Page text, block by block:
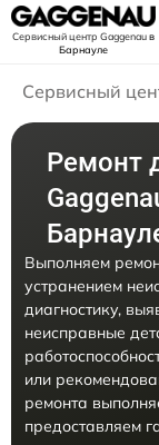
Сервисный центр Gaggenauв
Барнауле
Сервисный
Ремонт
Выполняем
устранением
диагностику,
неисправные
или
ремонта
предоставляем